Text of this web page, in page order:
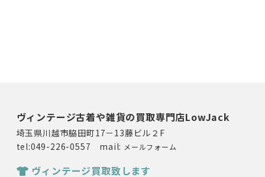
ヴィンテージ古着や雑貨の買取専門店LowJack
埼玉県川越市脇田町17－13藤ビル２F
tel:049-226-0557 mail: メールフォーム
ヴィンテージ買取致します